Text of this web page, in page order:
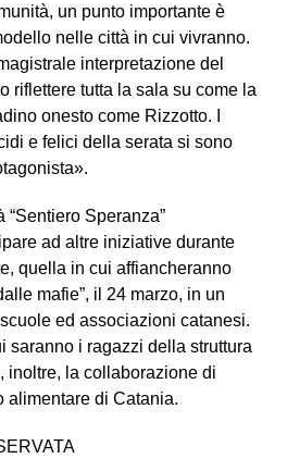
un punto importante è
nelle città in cui vivranno.
interpretazione del
riflettere tutta la sala su come la
onesto come Rizzotto. I
e felici della serata si sono
Speranza”
ad altre iniziative durante
quella in cui affiancheranno
mafie”, il 24 marzo, in un
ed associazioni catanesi.
saranno i ragazzi della struttura
inoltre, la collaborazione di
alimentare di Catania.